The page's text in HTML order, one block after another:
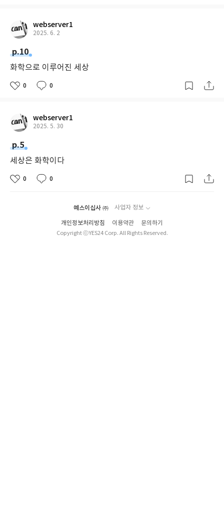
webserver1
2025. 6. 2
p.10
화학으로 이루어진 세상
0 0
webserver1
2025. 5. 30
p.5
세상은 화학이다
0 0
예스이십사 ㈜ 사업자 정보
개인정보처리방침 이용약관
문의하기
Copyright ⓒYES24 Corp. All Rights Reserved.